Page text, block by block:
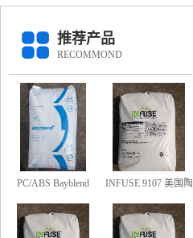
推荐产品
RECOMMOND
PC/ABS Bayblend
FR3010-000000 防火
阻燃PC/ABS FR3010
INFUSE 9107 美国陶
氏OBC 9107